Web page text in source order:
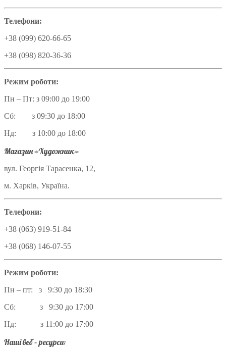
Телефони:
+38 (099) 620-66-65
+38 (098) 820-36-36
Режим роботи:
Пн – Пт: з 09:00 до 19:00
Сб: з 09:30 до 18:00
Нд: з 10:00 до 18:00
Магазин «Художник»
вул. Георгія Тарасенка, 12,
м. Харків, Україна.
Телефони:
+38 (063) 919-51-84
+38 (068) 146-07-55
Режим роботи:
Пн – пт: з 9:30 до 18:30
Сб: з 9:30 до 17:00
Нд: з 11:00 до 17:00
Наші веб – ресурси: